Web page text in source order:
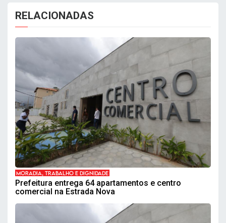
RELACIONADAS
MORADIA, TRABALHO E DIGNIDADE
Prefeitura entrega 64 apartamentos e centro
comercial na Estrada Nova